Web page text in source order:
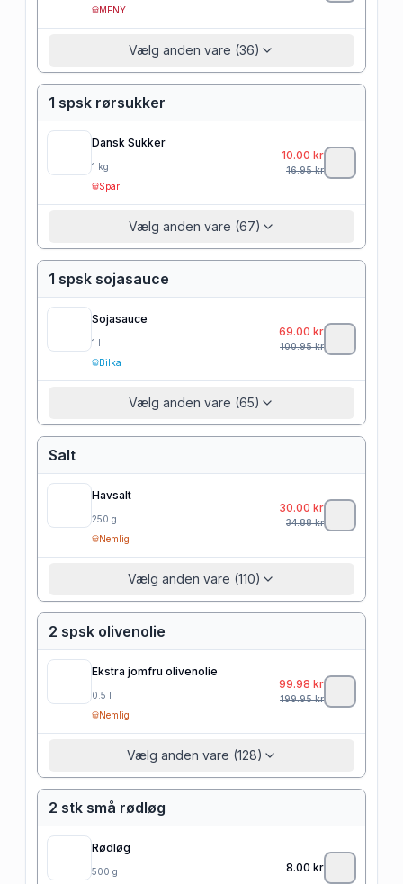
MENY
Vælg anden vare (36)
1 spsk rørsukker
Dansk Sukker
1 kg
Spar
10.00 kr
16.95kr
Vælg anden vare (67)
1 spsk sojasauce
Sojasauce
1 l
Bilka
69.00 kr
100.95kr
Vælg anden vare (65)
Salt
Havsalt
250 g
Nemlig
30.00 kr
34.88kr
Vælg anden vare (110)
2 spsk olivenolie
Ekstra jomfru olivenolie
0.5 l
Nemlig
99.98 kr
199.95kr
Vælg anden vare (128)
2 stk små rødløg
Rødløg
500 g
8.00 kr